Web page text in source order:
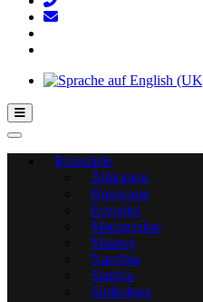
Hamburger Toggle-Menü
Reiseziele
Äthiopien
Botswana
Eswatini
Madagaskar
Malawi
Namibia
Sambia
Simbabwe